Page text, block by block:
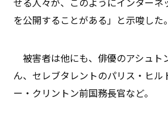
を公開することがある」と示唆した。
被害者は他にも、俳優のアシュト
ん、セレブタレントのパリス・ヒル
ー・クリントン前国務長官など。